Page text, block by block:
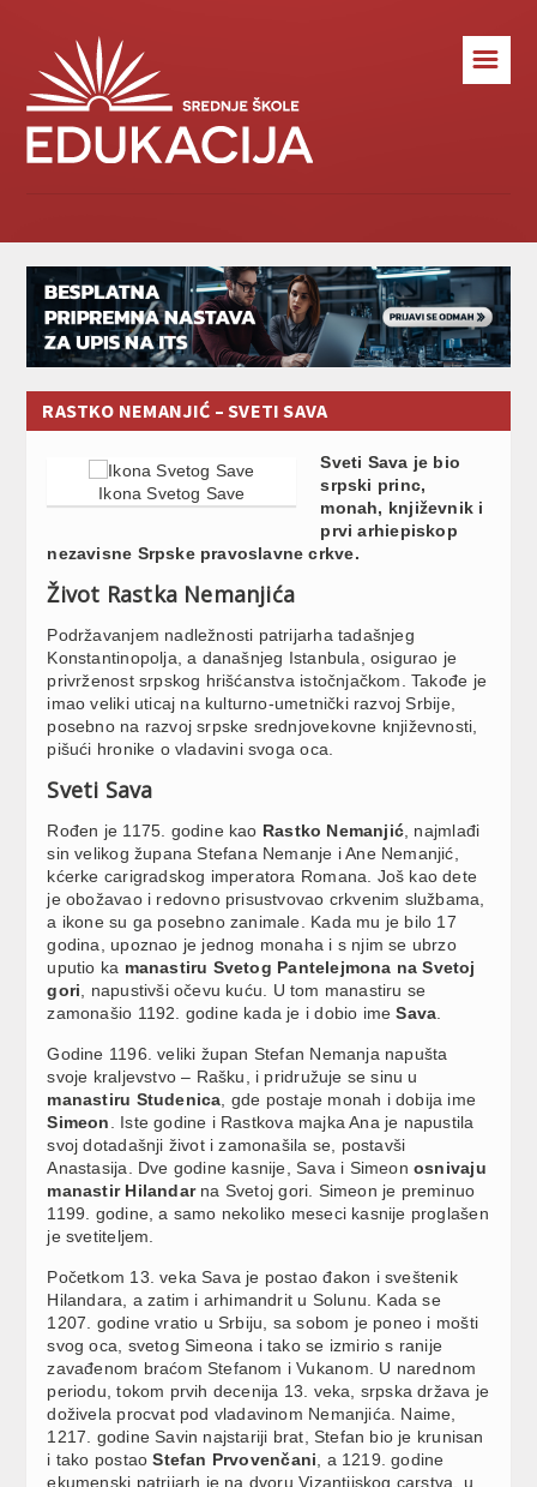
☰
RASTKO NEMANJIĆ – SVETI SAVA
Ikona Svetog Save
Sveti Sava je bio
srpski princ,
monah, književnik i
prvi arhiepiskop
nezavisne Srpske pravoslavne crkve.
Život Rastka Nemanjića
Podržavanjem nadležnosti patrijarha tadašnjeg
Konstantinopolja, a današnjeg Istanbula, osigurao je
privrženost srpskog hrišćanstva istočnjačkom. Takođe je
imao veliki uticaj na kulturno-umetnički razvoj Srbije,
posebno na razvoj srpske srednjovekovne književnosti,
pišući hronike o vladavini svoga oca.
Sveti Sava
Rođen je 1175. godine kao Rastko Nemanjić , najmlađi
sin velikog župana Stefana Nemanje i Ane Nemanjić,
kćerke carigradskog imperatora Romana. Još kao dete
je obožavao i redovno prisustvovao crkvenim službama,
a ikone su ga posebno zanimale. Kada mu je bilo 17
godina, upoznao je jednog monaha i s njim se ubrzo
uputio ka manastiru Svetog Pantelejmona na Svetoj
gori , napustivši očevu kuću. U tom manastiru se
zamonašio 1192. godine kada je i dobio imeSava
Godine 1196. veliki župan Stefan Nemanja napušta
svoje kraljevstvo – Rašku, i pridružuje se sinu u
manastiru Studenica , gde postaje monah i dobija ime
Simeon
. Iste godine i Rastkova majka Ana je napustila
svoj dotadašnji život i zamonašila se, postavši
Anastasija. Dve godine kasnije, Sava i Simeonosnivaju
manastir Hilandarna Svetoj gori. Simeon je preminuo
1199. godine, a samo nekoliko meseci kasnije proglašen
je svetiteljem.
Početkom 13. veka Sava je postao đakon i sveštenik
Hilandara, a zatim i arhimandrit u Solunu. Kada se
1207. godine vratio u Srbiju, sa sobom je poneo i mošti
svog oca, svetog Simeona i tako se izmirio s ranije
zavađenom braćom Stefanom i Vukanom. U narednom
periodu, tokom prvih decenija 13. veka, srpska država je
doživela procvat pod vladavinom Nemanjića. Naime,
1217. godine Savin najstariji brat, Stefan bio je krunisan
i tako postaoStefan Prvovenčani , a 1219. godine
ekumenski patrijarh je na dvoru Vizantijskog carstva, u